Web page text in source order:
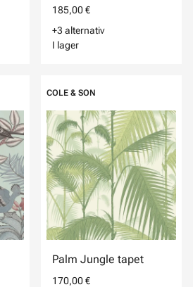
185,00 €
+3 alternativ
I lager
COLE & SON
Palm Jungle tapet
170,00 €